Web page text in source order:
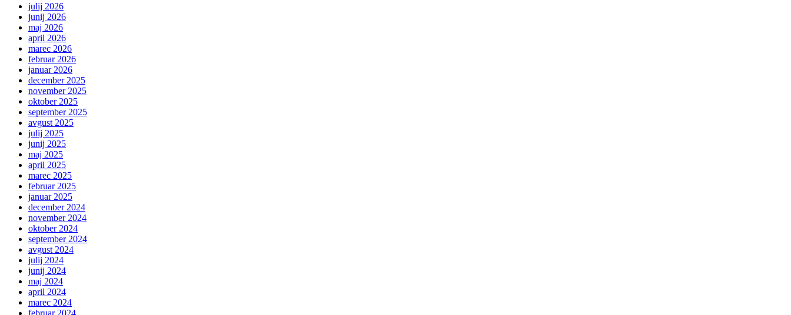
julij 2026
junij 2026
maj 2026
april 2026
marec 2026
februar 2026
januar 2026
december 2025
november 2025
oktober 2025
september 2025
avgust 2025
julij 2025
junij 2025
maj 2025
april 2025
marec 2025
februar 2025
januar 2025
december 2024
november 2024
oktober 2024
september 2024
avgust 2024
julij 2024
junij 2024
maj 2024
april 2024
marec 2024
februar 2024